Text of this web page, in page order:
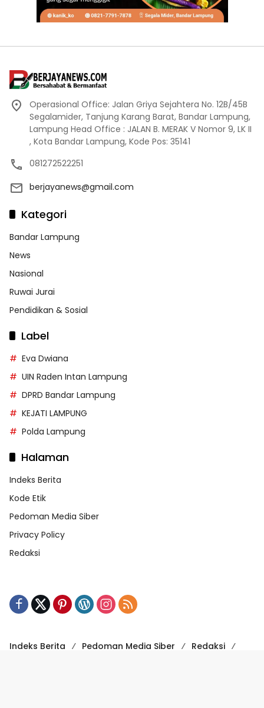
Operasional Office: Jalan Griya Sejahtera No. 12B/45B
Segalamider, Tanjung Karang Barat, Bandar Lampung,
Lampung Head Office : JALAN B. MERAK V Nomor 9, LK II
, Kota Bandar Lampung, Kode Pos: 35141
081272522251
berjayanews@gmail.com
Kategori
Bandar Lampung
News
Nasional
Ruwai Jurai
Pendidikan & Sosial
Label
Eva Dwiana
UIN Raden Intan Lampung
DPRD Bandar Lampung
KEJATI LAMPUNG
Polda Lampung
Halaman
Indeks Berita
Kode Etik
Pedoman Media Siber
Privacy Policy
Redaksi
Indeks Berita Pedoman Media Siber
Redaksi